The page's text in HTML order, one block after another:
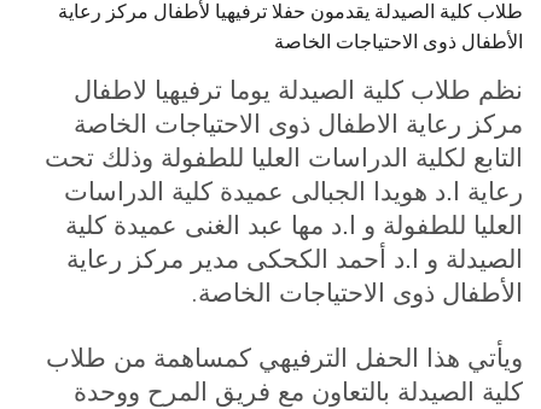
الزائـرون
سجل الان
طلاب كلية الصيدلة يقدمون حفلا ترفيهيا لأطفال مركز رعاية
الأطفال ذوى الاحتياجات الخاصة
نظم طلاب كلية الصيدلة يوما ترفيهيا لاطفال
مركز رعاية الاطفال ذوى الاحتياجات الخاصة
التابع لكلية الدراسات العليا للطفولة وذلك تحت
رعاية ا.د هويدا الجبالى عميدة كلية الدراسات
العليا للطفولة و ا.د مها عبد الغنى عميدة كلية
الصيدلة و ا.د أحمد الكحكى مدير مركز رعاية
الأطفال ذوى الاحتياجات الخاصة.
ويأتي هذا الحفل الترفيهي كمساهمة من طلاب
كلية الصيدلة بالتعاون مع فريق المرح ووحدة